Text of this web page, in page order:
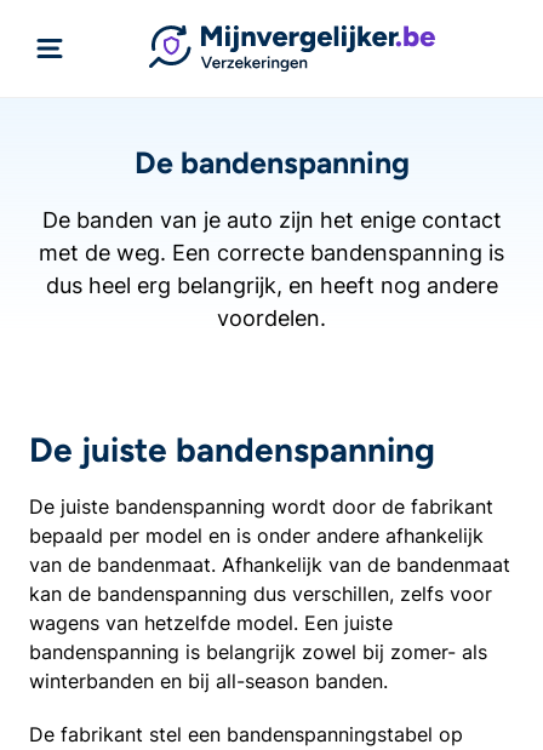
De bandenspanning
De banden van je auto zijn het enige contact
met de weg. Een correcte bandenspanning is
dus heel erg belangrijk, en heeft nog andere
voordelen.
De juiste bandenspanning
De juiste bandenspanning wordt door de fabrikant
bepaald per model en is onder andere afhankelijk
van de bandenmaat. Afhankelijk van de bandenmaat
kan de bandenspanning dus verschillen, zelfs voor
wagens van hetzelfde model. Een juiste
bandenspanning is belangrijk zowel bij zomer- als
winterbanden en bij all-season banden.
De fabrikant stel een bandenspanningstabel op